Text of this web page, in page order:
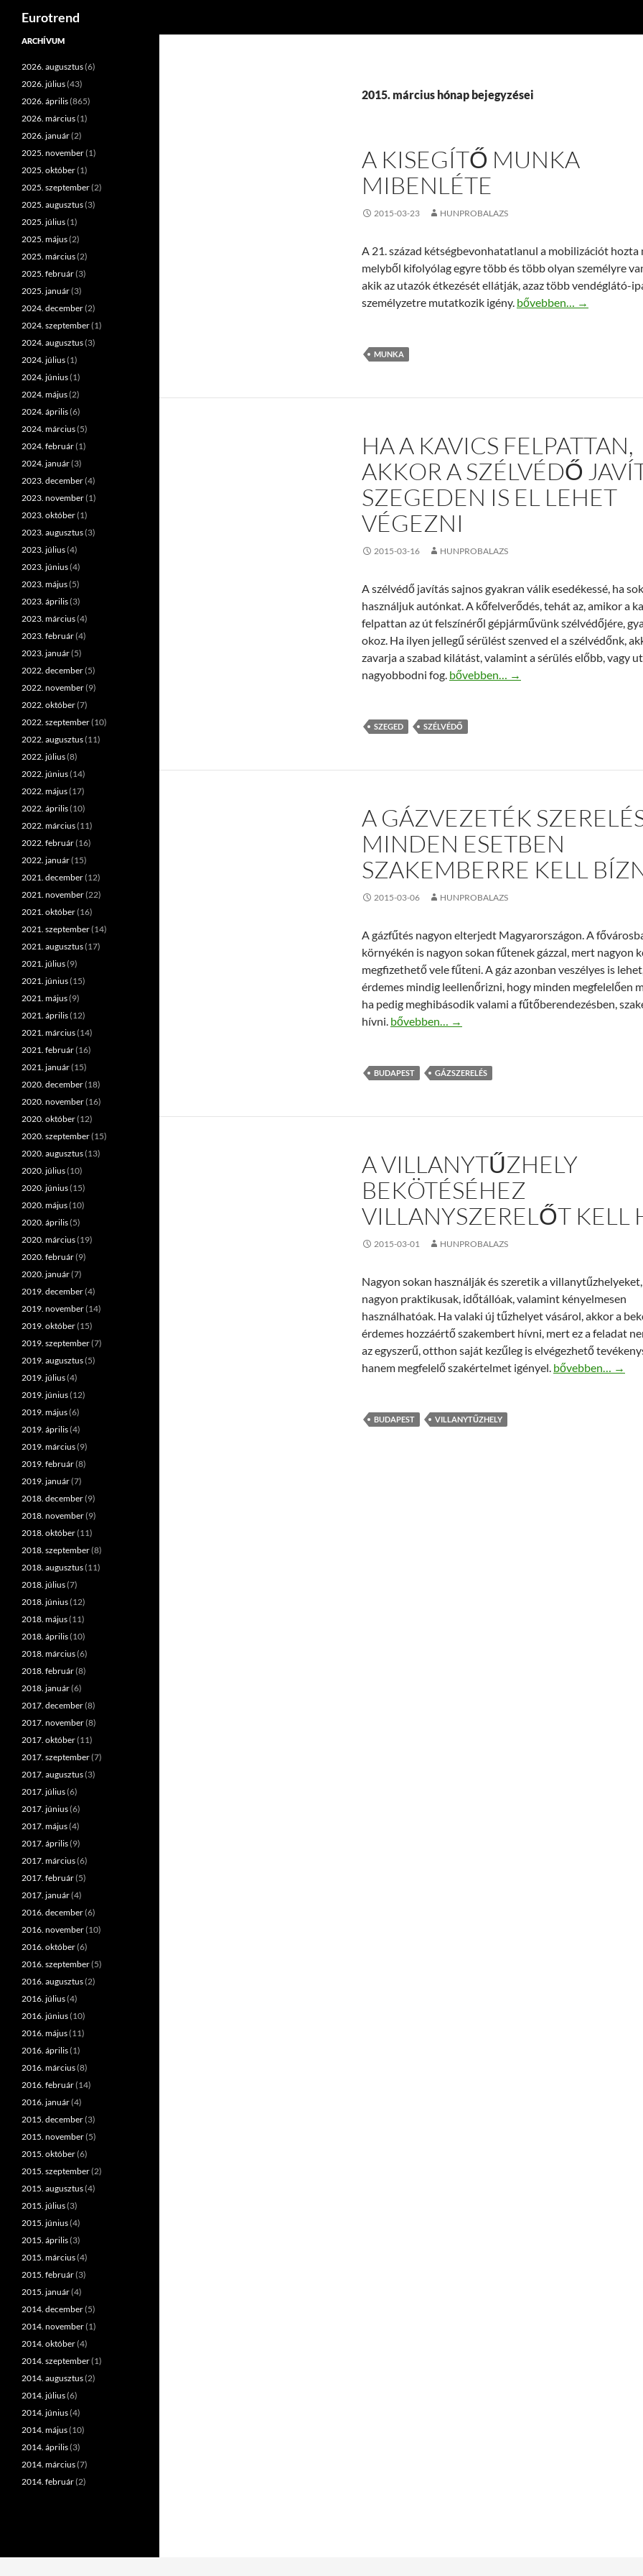
Kilépés
Eurotrend
2015. március hónap bejegyzései
A KISEGÍTŐ MUNKA
MIBENLÉTE
2015-03-23 HUNPROBALAZS
A 21. század kétségbevonhatatlanul a mobilizációt hozta
melyből kifolyólag egyre több és több olyan személyre
akik az utazók étkezését ellátják, azaz több vendéglátó-
személyzetre mutatkozik igény. A kisegítő munka
bővebben… →
MUNKA
HA A KAVICS FELPATTAN,
AKKOR A SZÉLVÉDŐ
SZEGEDEN IS EL LEHET
VÉGEZNI
2015-03-16 HUNPROBALAZS
A szélvédő javítás sajnos gyakran válik esedékessé, ha
használjuk autónkat. A kőfelverődés, tehát az, amikor a
felpattan az út felszínéről gépjárművünk szélvédőjére,
okoz. Ha ilyen jellegű sérülést szenved el a szélvédőnk,
zavarja a szabad kilátást, valamint a sérülés előbb, vagy
nagyobbodni fog. Ha a kavics felpattan, akkor a szélvédő
bővebben… →
SZEGED SZÉLVÉDŐ
A GÁZVEZETÉK
MINDEN ESETBEN
SZAKEMBERRE KELL
2015-03-06 HUNPROBALAZS
A gázfűtés nagyon elterjedt Magyarországon. A
környékén is nagyon sokan fűtenek gázzal, mert nagyon
megfizethető vele fűteni. A gáz azonban veszélyes is
érdemes mindig leellenőrizni, hogy minden megfelelően
ha pedig meghibásodik valami a fűtőberendezésben,
hívni. A gázvezeték szerelést minden esetben
bővebben… →
BUDAPEST GÁZSZERELÉS
A VILLANYTŰZHELY
BEKÖTÉSÉHEZ
VILLANYSZERELŐT KELL
2015-03-01 HUNPROBALAZS
Nagyon sokan használják és szeretik a
nagyon praktikusak, időtállóak, valamint kényelmesen
használhatóak. Ha valaki új tűzhelyet vásárol, akkor a
érdemes hozzáértő szakembert hívni, mert ez a feladat
az egyszerű, otthon saját kezűleg is elvégezhető
hanem megfelelő szakértelmet igényel. A villanytűzhely
bővebben… →
BUDAPEST VILLANYTŰZHELY
ARCHÍVUM
2026. augusztus(6)
2026. július(43)
2026. április(865)
2026. március(1)
2026. január(2)
2025. november(1)
2025. október(1)
2025. szeptember(2)
2025. augusztus(3)
2025. július(1)
2025. május(2)
2025. március(2)
2025. február(3)
2025. január(3)
2024. december(2)
2024. szeptember(1)
2024. augusztus(3)
2024. július(1)
2024. június(1)
2024. május(2)
2024. április(6)
2024. március(5)
2024. február(1)
2024. január(3)
2023. december(4)
2023. november(1)
2023. október(1)
2023. augusztus(3)
2023. július(4)
2023. június(4)
2023. május(5)
2023. április(3)
2023. március(4)
2023. február(4)
2023. január(5)
2022. december(5)
2022. november(9)
2022. október(7)
2022. szeptember(10)
2022. augusztus(11)
2022. július(8)
2022. június(14)
2022. május(17)
2022. április(10)
2022. március(11)
2022. február(16)
2022. január(15)
2021. december(12)
2021. november(22)
2021. október(16)
2021. szeptember(14)
2021. augusztus(17)
2021. július(9)
2021. június(15)
2021. május(9)
2021. április(12)
2021. március(14)
2021. február(16)
2021. január(15)
2020. december(18)
2020. november(16)
2020. október(12)
2020. szeptember(15)
2020. augusztus(13)
2020. július(10)
2020. június(15)
2020. május(10)
2020. április(5)
2020. március(19)
2020. február(9)
2020. január(7)
2019. december(4)
2019. november(14)
2019. október(15)
2019. szeptember(7)
2019. augusztus(5)
2019. július(4)
2019. június(12)
2019. május(6)
2019. április(4)
2019. március(9)
2019. február(8)
2019. január(7)
2018. december(9)
2018. november(9)
2018. október(11)
2018. szeptember(8)
2018. augusztus(11)
2018. július(7)
2018. június(12)
2018. május(11)
2018. április(10)
2018. március(6)
2018. február(8)
2018. január(6)
2017. december(8)
2017. november(8)
2017. október(11)
2017. szeptember(7)
2017. augusztus(3)
2017. július(6)
2017. június(6)
2017. május(4)
2017. április(9)
2017. március(6)
2017. február(5)
2017. január(4)
2016. december(6)
2016. november(10)
2016. október(6)
2016. szeptember(5)
2016. augusztus(2)
2016. július(4)
2016. június(10)
2016. május(11)
2016. április(1)
2016. március(8)
2016. február(14)
2016. január(4)
2015. december(3)
2015. november(5)
2015. október(6)
2015. szeptember(2)
2015. augusztus(4)
2015. július(3)
2015. június(4)
2015. április(3)
2015. március(4)
2015. február(3)
2015. január(4)
2014. december(5)
2014. november(1)
2014. október(4)
2014. szeptember(1)
2014. augusztus(2)
2014. július(6)
2014. június(4)
2014. május(10)
2014. április(3)
2014. március(7)
2014. február(2)